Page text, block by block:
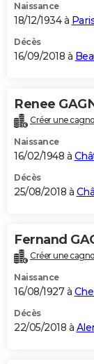
Naissance
18/12/1934 à
Décès
16/09/2018 à
Renee
Créer une
Naissance
16/02/1948 à
Décès
25/08/2018 à
Fernand
Créer une
Naissance
16/08/1927 à
Décès
22/05/2018 à